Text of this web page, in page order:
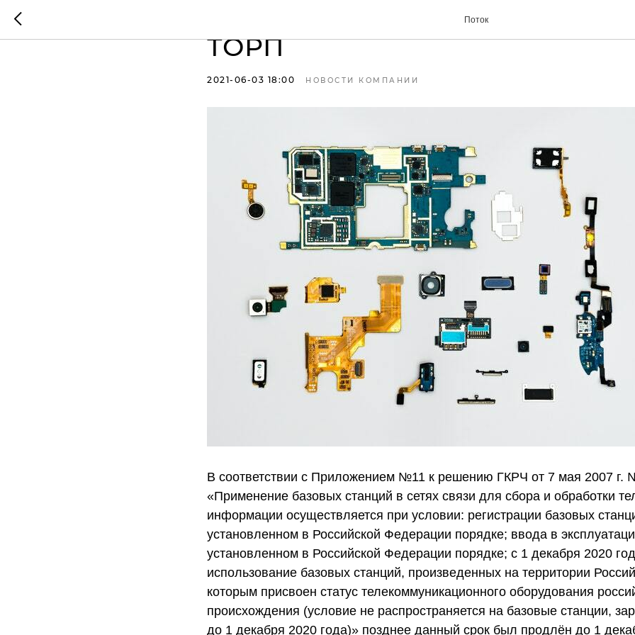
Поток
Оборудование GoodWAN в
ТОРП
2021-06-03 18:00 НОВОСТИ КОМПАНИИ
В соответствии с Приложением №11 к решению ГКРЧ от 7 мая 2007 г.
«Применение базовых станций в сетях связи для сбора и обработки
информации осуществляется при условии: регистрации базовых
установленном в Российской Федерации порядке; ввода в
установленном в Российской Федерации порядке; с 1 декабря 2020
использование базовых станций, произведенных на территории
которым присвоен статус телекоммуникационного оборудования
происхождения (условие не распространяется на базовые станции,
до 1 декабря 2020 года)» позднее данный срок был продлён до 1